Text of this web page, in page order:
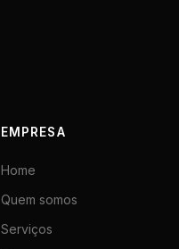
EMPRESA
Home
Quem somos
Serviços